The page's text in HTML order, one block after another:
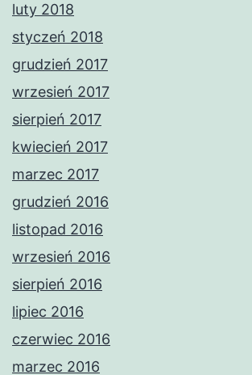
luty 2018
styczeń 2018
grudzień 2017
wrzesień 2017
sierpień 2017
kwiecień 2017
marzec 2017
grudzień 2016
listopad 2016
wrzesień 2016
sierpień 2016
lipiec 2016
czerwiec 2016
marzec 2016